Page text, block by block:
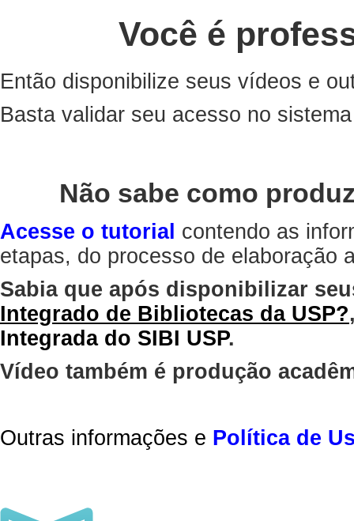
Você é
Então disponibilize seus vídeos e
Basta validar seu acesso no
Não sabe como
Acesse o tutorial contendo as
etapas, do processo de elaboração
Sabia que após disponibilizar
Integrado de Bibliotecas da USP?
Integrada do SIBI USP.
Vídeo também é produção
Outras informações e Política de